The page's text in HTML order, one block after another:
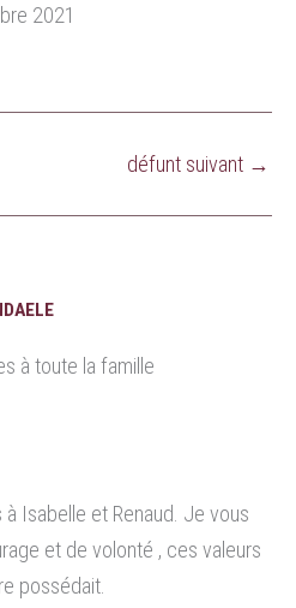
2021
défunt suivant →
à toute la famille
Isabelle et Renaud. Je vous
et de volonté , ces valeurs
possédait.